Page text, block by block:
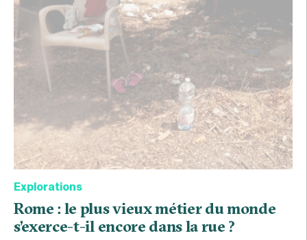
Explorations
Rome : le plus vieux métier du monde
s’exerce-t-il encore dans la rue ?